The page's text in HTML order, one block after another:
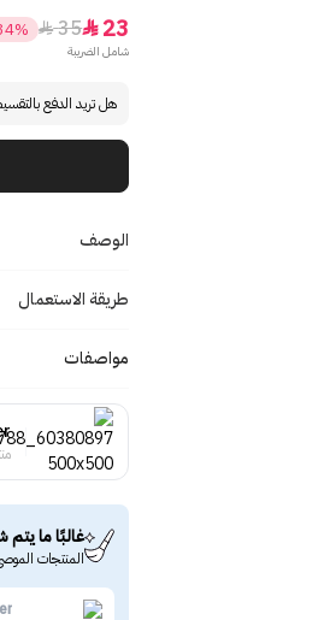
23

35

شامل الضريبة
هل تريد الدفع
الوصف
طريقة الاستعمال
مواصفات
غالبًا ما يتم
المنتجات